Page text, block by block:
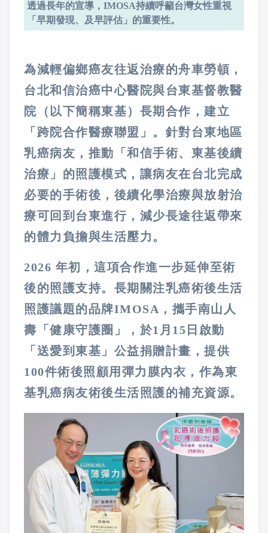
透過長年的宣導，IMOSA持續呼籲台灣女性重視
「早期發現、及早評估」的重要性。
為減輕偏鄉癌友往返治療的舟車勞頓，
台北和信治癌中心醫院與台東基督教醫
院（以下簡稱東基）長期合作，建立
「跨院合作醫療聯盟」。針對台東地區
乳癌病友，推動「和信手術、東基後續
治療」的照護模式，讓病友在台北完成
必要的手術後，後續化學治療與放射治
療可回到台東進行，減少長途往返帶來
的體力負擔與生活壓力。
2026 年初，這項合作進一步延伸至術
後的照護支持。長期關注乳癌術後生活
照護議題的品牌IMOSA，攜手南山人
壽「健康守護圈」，於1月15日啟動
「送愛到東基」公益捐贈計畫，提供
100件術後照顧用彈力膜內衣，作為東
基乳癌病友術後生活照護的補充資源。